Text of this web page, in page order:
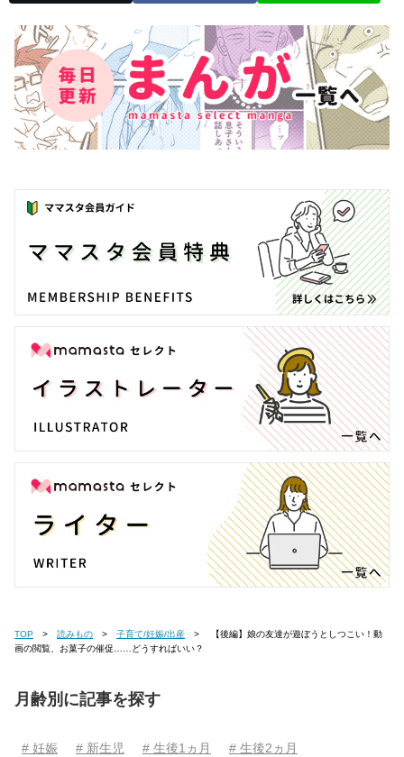
TOP 読みもの 子育て/妊娠/出産
画の閲覧、お菓子の催促……どうすればいい？
月齢別に記事を探す
# 妊娠 # 新生児 # 生後1ヵ月
# 生後2ヵ月